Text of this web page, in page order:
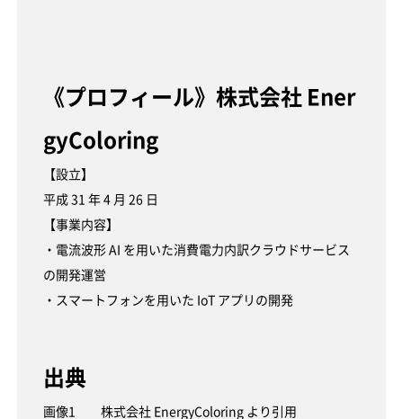
《プロフィール》株式会社 Ener
gyColoring
【設立】
平成 31 年 4 月 26 日
【事業内容】
・電流波形 AI を用いた消費電力内訳クラウドサービス
の開発運営
・スマートフォンを用いた IoT アプリの開発
出典
画像1 株式会社 EnergyColoring より引用